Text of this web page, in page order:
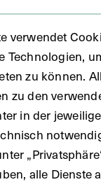
verwendet
Technologien,
zu können.
zu den
in der
alle Dienste